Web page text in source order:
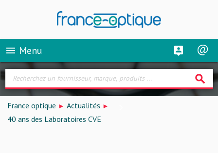
menu Menu
search
France optique
Actualités
40 ans des Laboratoires CVE